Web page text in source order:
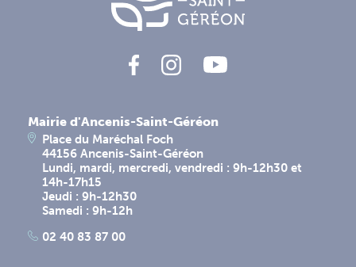
Mairie d'Ancenis-Saint-Géréon
Place du Maréchal Foch
44156 Ancenis-Saint-Géréon
Lundi, mardi, mercredi, vendredi : 9h-12h30 et
14h-17h15
Jeudi : 9h-12h30
Samedi : 9h-12h
02 40 83 87 00